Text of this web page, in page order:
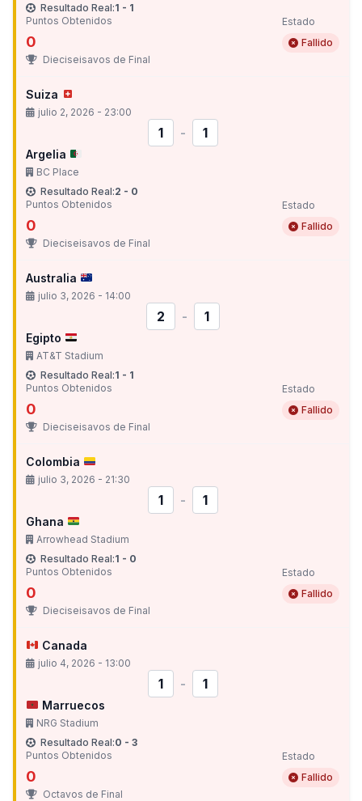
Resultado Real:1 - 1
Puntos Obtenidos
0
Estado
Fallido
Dieciseisavos de Final
Suiza
julio 2, 2026 - 23:00
1 - 1
Argelia
BC Place
Resultado Real:2 - 0
Puntos Obtenidos
0
Estado
Fallido
Dieciseisavos de Final
Australia
julio 3, 2026 - 14:00
2 - 1
Egipto
AT&T Stadium
Resultado Real:1 - 1
Puntos Obtenidos
0
Estado
Fallido
Dieciseisavos de Final
Colombia
julio 3, 2026 - 21:30
1 - 1
Ghana
Arrowhead Stadium
Resultado Real:1 - 0
Puntos Obtenidos
0
Estado
Fallido
Dieciseisavos de Final
Canada
julio 4, 2026 - 13:00
1 - 1
Marruecos
NRG Stadium
Resultado Real:0 - 3
Puntos Obtenidos
0
Estado
Fallido
Octavos de Final